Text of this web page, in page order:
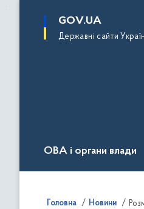
основного
GOV.UA
Державні сайти
ОВА і органи влади
Головна Новини